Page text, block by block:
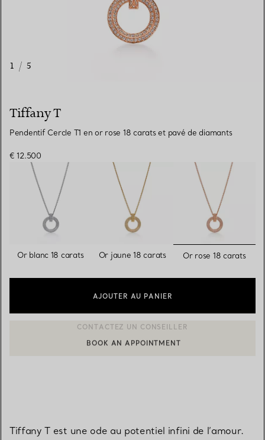
1 / 5
Tiffany T
Pendentif Cercle T1 en or rose 18 carats et pavé de diamants
€ 12.500
Or blanc 18 carats Or jaune 18 carats Or rose 18 carats
AJOUTER AU PANIER
CONTACTER UN CONSEILLER CLIENT OU PRENDRE RENDEZ-
Tiffany T est une ode au potentiel infini de l’amour.